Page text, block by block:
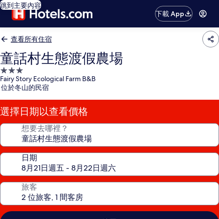
跳到主要內容
下載 App
查看所有住宿
童話村生態渡假農場
3.0
星
級
住
宿
Fairy Story Ecological Farm B&B
位於冬山的民宿
選擇日期以查看價格
想要去哪裡？
日期
旅客